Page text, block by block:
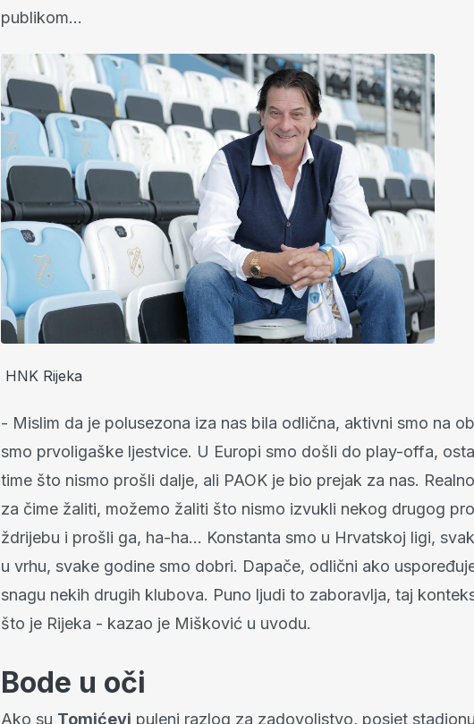
publikom...
HNK Rijeka
- Mislim da je polusezona iza nas bila odlična, aktivni smo na
smo prvoligaške ljestvice. U Europi smo došli do play-offa,
time što nismo prošli dalje, ali PAOK je bio prejak za nas.
za čime žaliti, možemo žaliti što nismo izvukli nekog drugog
ždrijebu i prošli ga, ha-ha... Konstanta smo u Hrvatskoj ligi,
u vrhu, svake godine smo dobri. Dapače, odlični ako
snagu nekih drugih klubova. Puno ljudi to zaboravlja, taj
što je Rijeka - kazao je Mišković u uvodu.
Bode u oči
Ako su Tomićevi puleni razlog za zadovoljstvo, posjet